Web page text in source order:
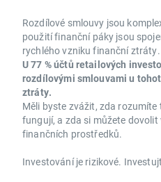
Rozdílové smlouvy jsou
použití finanční páky jsou
rychlého vzniku finanční ztráty.
U 77 % účtů retailových
rozdílovými smlouvami u
ztráty.
Měli byste zvážit, zda
fungují, a zda si můžete
finančních prostředků.
Investování je rizikové.